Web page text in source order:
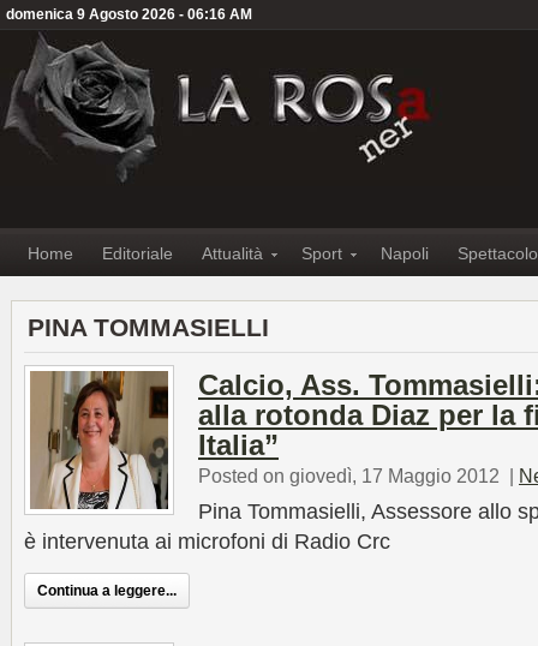
domenica 9 Agosto 2026 - 06:16 AM
Home Editoriale Attualità Sport Napoli Spettacolo
PINA TOMMASIELLI
Calcio, Ass.
alla rotonda Diaz per la
Italia”
Posted on giovedì, 17 Maggio 2012 |
Pina Tommasielli, Assessore allo
è intervenuta ai microfoni di Radio Crc
Continua a leggere...